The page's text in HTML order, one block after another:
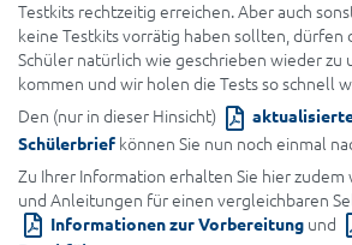
Testkits rechtzeitig erreichen. Aber auch
keine Testkits vorrätig haben sollten, dürfen
Schüler natürlich wie geschrieben wieder zu
kommen und wir holen die Tests so schnell
Den (nur in dieser Hinsicht)
Schülerbrief können Sie nun noch einmal
Zu Ihrer Information erhalten Sie hier
und Anleitungen für einen vergleichbaren
Informationen zur Vorbereitung und